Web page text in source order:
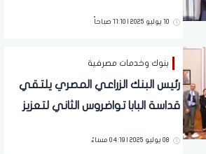
10 يوليو 2025 | 11:10 صباحاً
بنوك وخدمات مصرفية
رئيس البنك الزراعي المصري يلتقي
قداسة البابا تواضروس الثاني لتعزيز
مشروعات الأديرة
08 يوليو 2025 | 04:19 مساءً